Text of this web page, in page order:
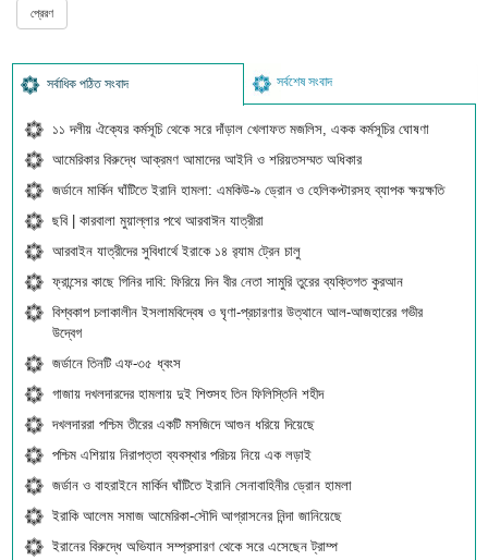
সর্বাধিক পঠিত সংবাদ সর্বশেষ সংবাদ
১১ দলীয় ঐক্যের কর্মসূচি থেকে সরে দাঁড়াল খেলাফত মজলিস, একক কর্মসূচির ঘোষণা
আমেরিকার বিরুদ্ধে আক্রমণ আমাদের আইনি ও শরিয়তসম্মত অধিকার
জর্ডানে মার্কিন ঘাঁটিতে ইরানি হামলা: এমকিউ-৯ ড্রোন ও হেলিকপ্টারসহ ব্যাপক ক্ষয়ক্ষতি
ছবি | কারবালা মুয়াল্লার পথে আরবাঈন যাত্রীরা
আরবাইন যাত্রীদের সুবিধার্থে ইরাকে ১৪ র‍্যাম ট্রেন চালু
ফ্রান্সের কাছে গিনির দাবি: ফিরিয়ে দিন বীর নেতা সামুরি তুরের ব্যক্তিগত কুরআন
বিশ্বকাপ চলাকালীন ইসলামবিদ্বেষ ও ঘৃণা-প্রচারণার উত্থানে আল-আজহারের গভীর
উদ্বেগ
জর্ডানে তিনটি এফ-৩৫ ধ্বংস
গাজায় দখলদারদের হামলায় দুই শিশুসহ তিন ফিলিস্তিনি শহীদ
দখলদাররা পশ্চিম তীরের একটি মসজিদে আগুন ধরিয়ে দিয়েছে
পশ্চিম এশিয়ায় নিরাপত্তা ব্যবস্থার পরিচয় নিয়ে এক লড়াই
জর্ডান ও বাহরাইনে মার্কিন ঘাঁটিতে ইরানি সেনাবাহিনীর ড্রোন হামলা
ইরাকি আলেম সমাজ আমেরিকা-সৌদি আগ্রাসনের নিন্দা জানিয়েছে
ইরানের বিরুদ্ধে অভিযান সম্প্রসারণ থেকে সরে এসেছেন ট্রাম্প